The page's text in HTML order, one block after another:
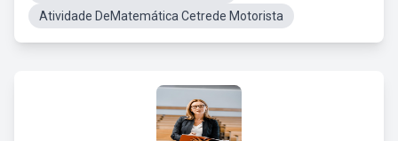
Atividade DeMatemática Cetrede Motorista